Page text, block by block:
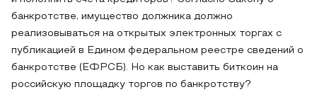
банкротстве, имущество должника должно
реализовываться на открытых электронных торгах с
публикацией в Едином федеральном реестре сведений о
банкротстве (ЕФРСБ). Но как выставить биткоин на
российскую площадку торгов по банкротству?